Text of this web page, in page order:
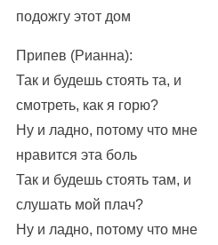
подожгу этот дом
Припев (Рианна):
Так и будешь стоять та, и
смотреть, как я горю?
Ну и ладно, потому что мне
нравится эта боль
Так и будешь стоять там, и
слушать мой плач?
Ну и ладно, потому что мне